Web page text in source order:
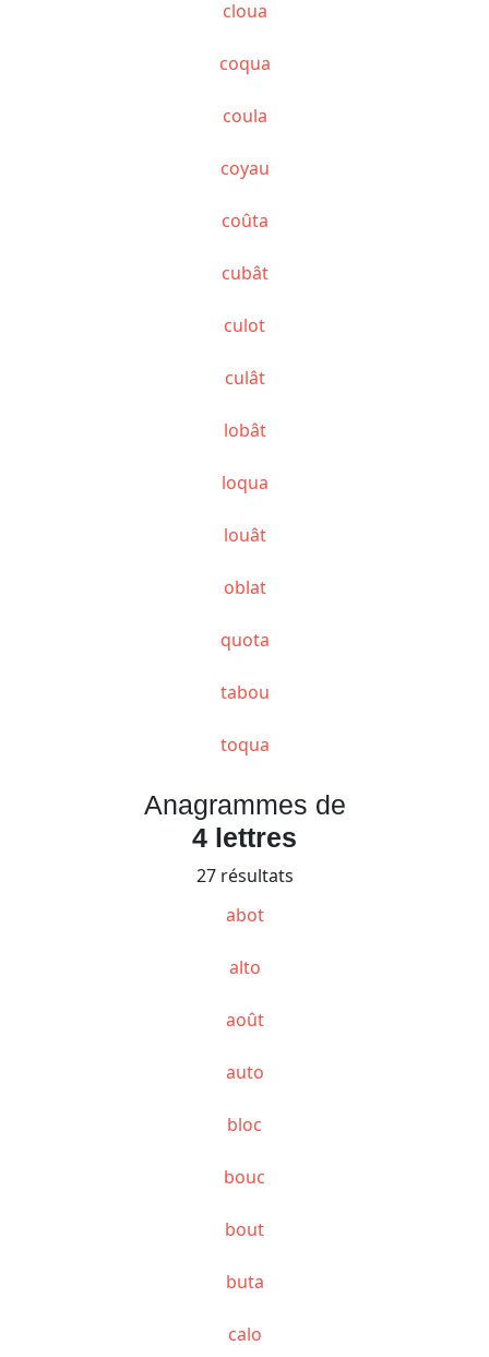
cloua
coqua
coula
coyau
coûta
cubât
culot
culât
lobât
loqua
louât
oblat
quota
tabou
toqua
Anagrammes de
4 lettres
27 résultats
abot
alto
août
auto
bloc
bouc
bout
buta
calo